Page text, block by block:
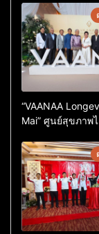
“VAANAA
Mai” ศูนย์สุขภาพ